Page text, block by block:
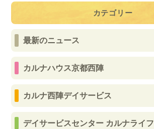
カテゴリー
最新のニュース
カルナハウス京都西陣
カルナ西陣デイサービス
デイサービスセンター カルナライフ